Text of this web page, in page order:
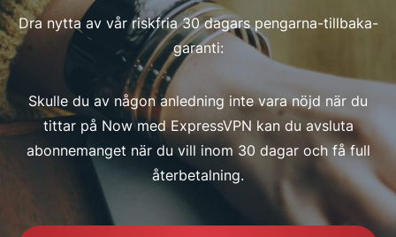
Dra nytta av vår riskfria 30 dagars pengarna-tillbaka-
garanti:
Skulle du av någon anledning inte vara nöjd när du
tittar på Now med ExpressVPN kan du avsluta
abonnemanget när du vill inom 30 dagar och få full
återbetalning.